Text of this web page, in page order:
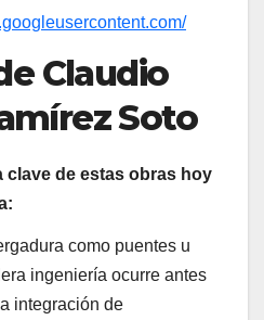
Claudio
Soto
clave de estas obras hoy
como puentes u
ingeniería ocurre antes
integración de